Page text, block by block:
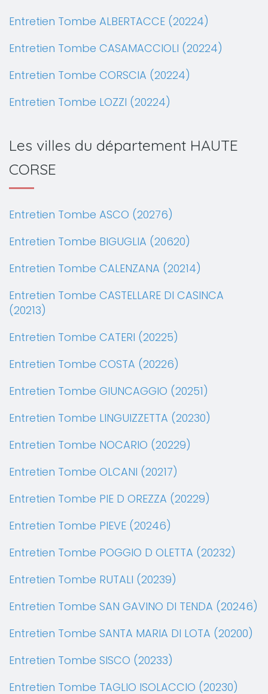
Entretien Tombe ALBERTACCE (20224)
Entretien Tombe CASAMACCIOLI (20224)
Entretien Tombe CORSCIA (20224)
Entretien Tombe LOZZI (20224)
Les villes du département HAUTE
CORSE
Entretien Tombe ASCO (20276)
Entretien Tombe BIGUGLIA (20620)
Entretien Tombe CALENZANA (20214)
Entretien Tombe CASTELLARE DI CASINCA
(20213)
Entretien Tombe CATERI (20225)
Entretien Tombe COSTA (20226)
Entretien Tombe GIUNCAGGIO (20251)
Entretien Tombe LINGUIZZETTA (20230)
Entretien Tombe NOCARIO (20229)
Entretien Tombe OLCANI (20217)
Entretien Tombe PIE D OREZZA (20229)
Entretien Tombe PIEVE (20246)
Entretien Tombe POGGIO D OLETTA (20232)
Entretien Tombe RUTALI (20239)
Entretien Tombe SAN GAVINO DI TENDA (20246)
Entretien Tombe SANTA MARIA DI LOTA (20200)
Entretien Tombe SISCO (20233)
Entretien Tombe TAGLIO ISOLACCIO (20230)